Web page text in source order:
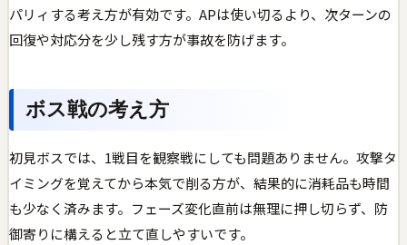
パリィする考え方が有効です。APは使い切るより、次ターンの
回復や対応分を少し残す方が事故を防げます。
ボス戦の考え方
初見ボスでは、1戦目を観察戦にしても問題ありません。攻撃タ
イミングを覚えてから本気で削る方が、結果的に消耗品も時間
も少なく済みます。フェーズ変化直前は無理に押し切らず、防
御寄りに構えると立て直しやすいです。